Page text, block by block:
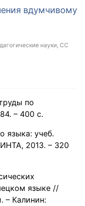
вдумчивому
науки, CC
по
– 400 с.
языка: учеб.
2013. – 320
языке //
– Калинин: